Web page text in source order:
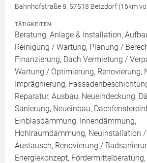
Bahnhofstraße 8, 57518 Betzdorf (16km
TÄTIGKEITEN
Beratung, Anlage & Installation,
Reinigung / Wartung, Planung /
Finanzierung, Dach Vermietung /
Wartung / Optimierung, Renovierung,
Imprägnierung,
Reparatur, Ausbau, Neueindeckung,
Sanierung, Neueinbau,
Einblasdämmung, Innendämmung,
Hohlraumdämmung, Neuinstallation /
Austausch, Renovierung /
Energiekonzept,